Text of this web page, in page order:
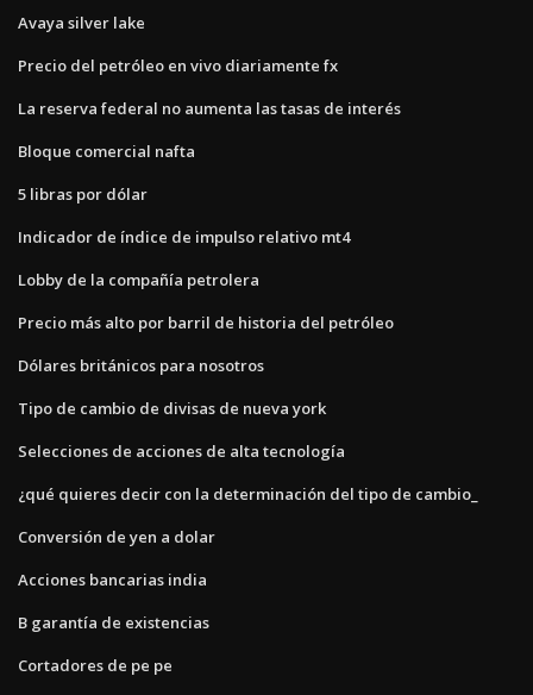
Avaya silver lake
Precio del petróleo en vivo diariamente fx
La reserva federal no aumenta las tasas de interés
Bloque comercial nafta
5 libras por dólar
Indicador de índice de impulso relativo mt4
Lobby de la compañía petrolera
Precio más alto por barril de historia del petróleo
Dólares británicos para nosotros
Tipo de cambio de divisas de nueva york
Selecciones de acciones de alta tecnología
¿qué quieres decir con la determinación del tipo de cambio_
Conversión de yen a dolar
Acciones bancarias india
B garantía de existencias
Cortadores de pe pe